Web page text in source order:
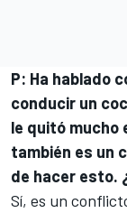
P: Ha hablado
conducir un
le quitó mucho
también es un
de hacer esto.
Sí, es un